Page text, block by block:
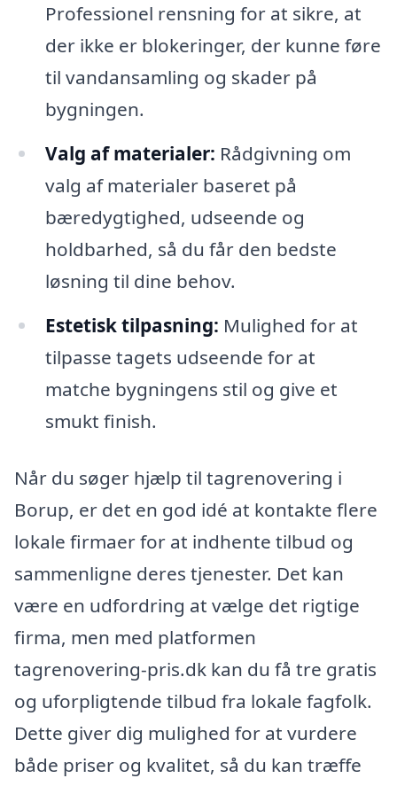
Professionel rensning for at sikre, at
der ikke er blokeringer, der kunne føre
til vandansamling og skader på
bygningen.
Valg af materialer: Rådgivning om
valg af materialer baseret på
bæredygtighed, udseende og
holdbarhed, så du får den bedste
løsning til dine behov.
Estetisk tilpasning: Mulighed for at
tilpasse tagets udseende for at
matche bygningens stil og give et
smukt finish.
Når du søger hjælp til tagrenovering i
Borup, er det en god idé at kontakte flere
lokale firmaer for at indhente tilbud og
sammenligne deres tjenester. Det kan
være en udfordring at vælge det rigtige
firma, men med platformen
tagrenovering-pris.dk kan du få tre gratis
og uforpligtende tilbud fra lokale fagfolk.
Dette giver dig mulighed for at vurdere
både priser og kvalitet, så du kan træffe